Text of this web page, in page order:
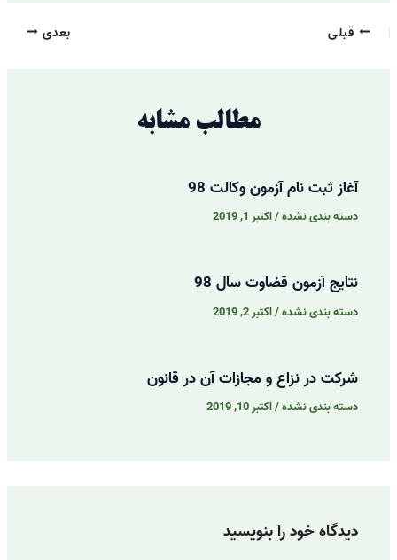
قبلی بعدی
مطالب مشابه
آغاز ثبت نام آزمون وکالت 98
دسته بندی نشده/اکتبر 1, 2019
نتایج آزمون قضاوت سال 98
دسته بندی نشده/اکتبر 2, 2019
شرکت در نزاع و مجازات آن در قانون
دسته بندی نشده/اکتبر 10, 2019
دیدگاه‌ خود را بنویسید